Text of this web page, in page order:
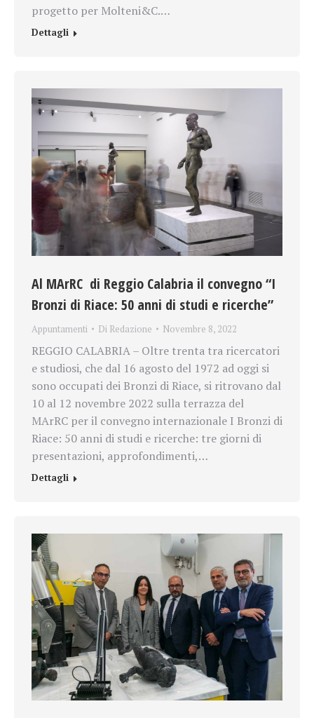
progetto per Molteni&C.…
Dettagli
Al MArRC di Reggio Calabria il convegno “I
Bronzi di Riace: 50 anni di studi e ricerche”
Appuntamenti Di Redazione Novembre 8, 2022
REGGIO CALABRIA – Oltre trenta tra ricercatori
e studiosi, che dal 16 agosto del 1972 ad oggi si
sono occupati dei Bronzi di Riace, si ritrovano dal
10 al 12 novembre 2022 sulla terrazza del
MArRC per il convegno internazionale I Bronzi di
Riace: 50 anni di studi e ricerche: tre giorni di
presentazioni, approfondimenti,…
Dettagli